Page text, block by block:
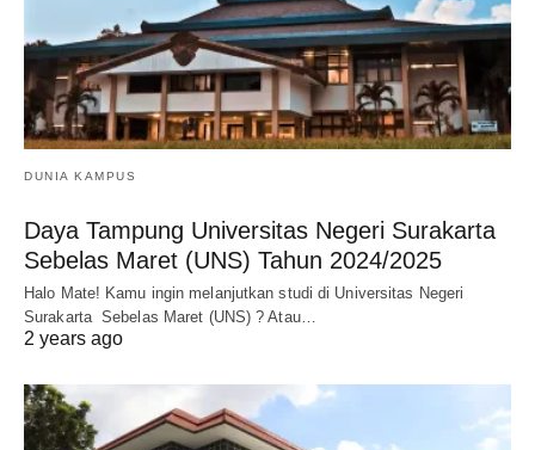
DUNIA KAMPUS
Daya Tampung Universitas Negeri Surakarta
Sebelas Maret (UNS) Tahun 2024/2025
Halo Mate! Kamu ingin melanjutkan studi di Universitas Negeri
Surakarta Sebelas Maret (UNS) ? Atau…
2 years ago